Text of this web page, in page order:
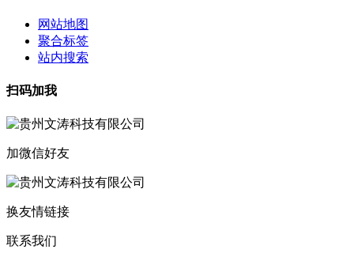
网站地图
聚合标签
站内搜索
扫码加我
加微信好友
换友情链接
联系我们